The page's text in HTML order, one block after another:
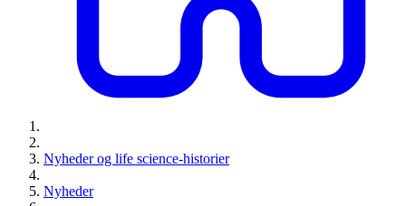
Nyheder og life science-historier
Nyheder